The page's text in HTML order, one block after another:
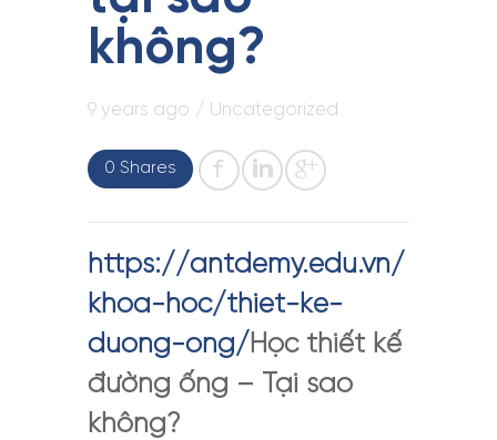
không?
9 years ago / Uncategorized
0 Shares
https://antdemy.edu.vn/
khoa-hoc/thiet-ke-
duong-ong/Học thiết kế
đường ống – Tại sao
không?